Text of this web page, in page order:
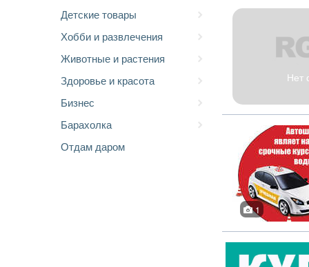
Детские товары
Хобби и развлечения
Животные и растения
Здоровье и красота
Бизнес
Барахолка
Отдам даром
Нет
1